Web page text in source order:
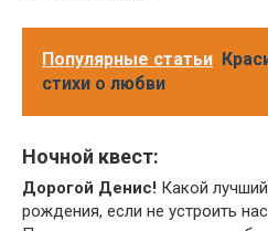
Популярные статьи
стихи о любви
Ночной квест:
Дорогой Денис! Какой
рождения, если не устроить